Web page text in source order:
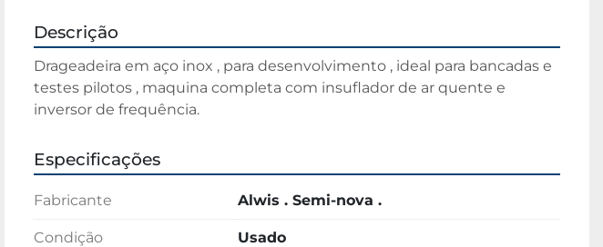
Descrição
Drageadeira em aço inox , para desenvolvimento , ideal para bancadas e
testes pilotos , maquina completa com insuflador de ar quente e
inversor de frequência.
Especificações
Fabricante Alwis . Semi-nova .
Condição Usado